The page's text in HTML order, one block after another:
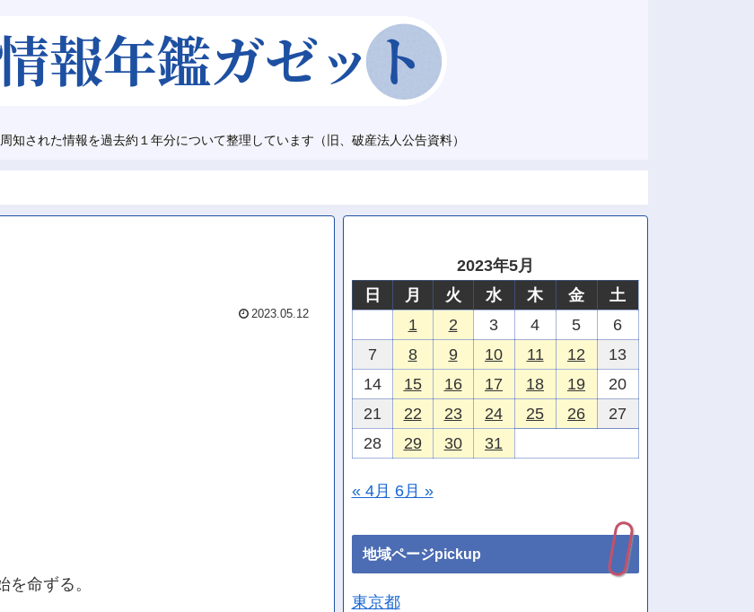
知された情報を過去約１年分について整理しています（旧、破産法人公告資料）
2023.05.12
命ずる。
2023年5月
日
月 火 水 木 金
土
1
2 3 4 5
6
7
8 9 10 11 12
13
14
15 16 17 18 19
20
21
22 23 24 25 26
27
28
29 30 31
« 4月 6月 »
地域ページpickup
東京都